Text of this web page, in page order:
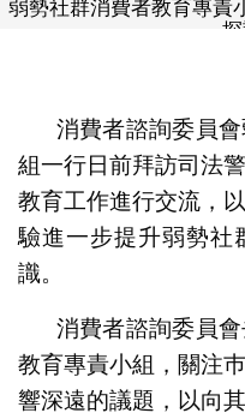
弱勢社群消費者教育專責
消費者諮詢委員
組一行日前拜訪司法
教育工作進行交流，
驗進一步提升弱勢社
識。
消費者諮詢委員
教育專責小組，關注
響深遠的議題，以向